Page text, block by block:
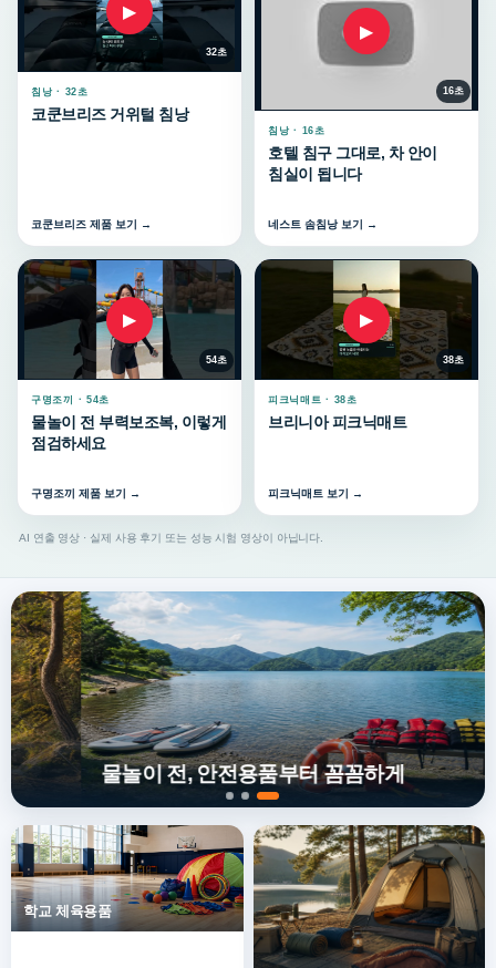
▶
32초
침낭 · 32초
코쿤브리즈 거위털 침낭
코쿤브리즈 제품 보기 →
▶
16초
침낭 · 16초
호텔 침구 그대로, 차 안이
침실이 됩니다
네스트 솜침낭 보기 →
▶
54초
구명조끼 · 54초
물놀이 전 부력보조복, 이렇게
점검하세요
구명조끼 제품 보기 →
▶
38초
피크닉매트 · 38초
브리니아 피크닉매트
피크닉매트 보기 →
AI 연출 영상 · 실제 사용 후기 또는 성능 시험 영상이 아닙니다.